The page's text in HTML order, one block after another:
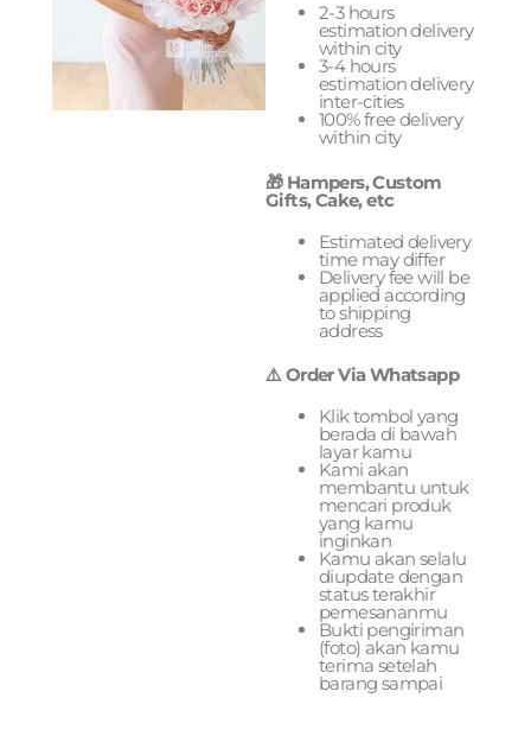
2-3 hours
estimation delivery
within city
3-4 hours
estimation delivery
inter-cities
100% free delivery
within city
🎁 Hampers, Custom
Gifts, Cake, etc
Estimated delivery
time may differ
Delivery fee will be
applied according
to shipping
address
⚠️ Order Via Whatsapp
Klik tombol yang
berada di bawah
layar kamu
Kami akan
membantu untuk
mencari produk
yang kamu
inginkan
Kamu akan selalu
diupdate dengan
status terakhir
pemesananmu
Bukti pengiriman
(foto) akan kamu
terima setelah
barang sampai